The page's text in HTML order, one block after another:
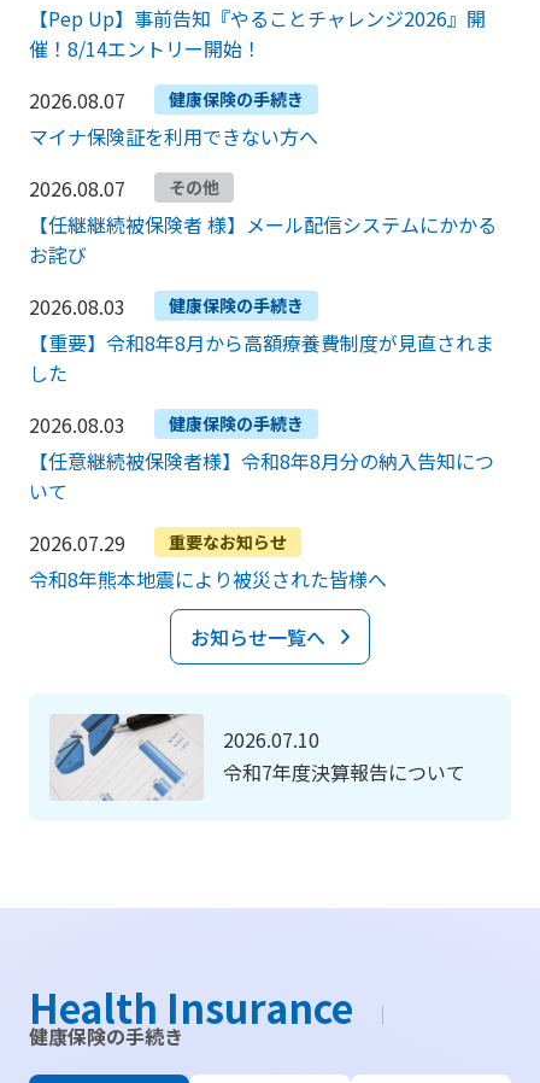
2026.07.10
令和7年度決算報告について
【Pep Up】事前告知『やることチャレンジ2026』開
催！8/14エントリー開始！
2026.08.07
健康保険の手続き
マイナ保険証を利用できない方へ
2026.08.07
その他
【任継継続被保険者 様】メール配信システムにかかる
お詫び
2026.08.03
健康保険の手続き
【重要】令和8年8月から高額療養費制度が見直されま
した
2026.08.03
健康保険の手続き
【任意継続被保険者様】令和8年8月分の納入告知につ
いて
2026.07.29
重要なお知らせ
令和8年熊本地震により被災された皆様へ
お知らせ一覧へ
Health Insurance
健康保険の手続き